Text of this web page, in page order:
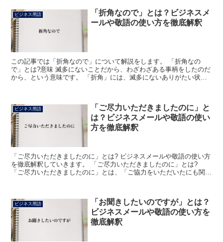
ビジネス用語
「折角なので」とは？ビジネスメ
ールや敬語の使い方を徹底解釈
この記事では「折角なので」について解説をします。 「折角なの
で」とは?意味 滅多にないことだから、わざわざある事柄をしたのだ
から、という意味です。 「折角」には、滅多にないありがたい状況
ビジネス用語
「ご尽力いただきましたのに」と
は？ビジネスメールや敬語の使い
方を徹底解釈
「ご尽力いただきましたのに」とは? ビジネスメールや敬語の使い方
を徹底解釈していきます。 「ご尽力いただきましたのに」とは?
「ご尽力いただきましたのに」とは、「ご協力をいただいたにも関わ
ビジネス用語
「お聞きしたいのですが」とは？
ビジネスメールや敬語の使い方を
徹底解釈